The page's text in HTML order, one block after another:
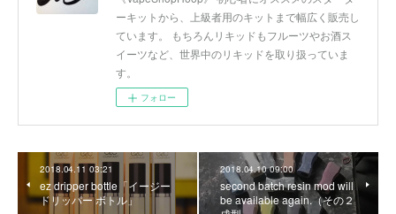
ーキットから、上級者用のキットまで幅広く販売し
ています。 もちろんリキッドもフルーツやお酒ス
イーツなど、世界中のリキッドを取り扱っていま
す。
フォロー
2018.04.11 03:21
ez dripper bottle「イージー
ドリッパー ボトル」
2018.04.10 09:00
second batch resin mod will
be available again.（その２